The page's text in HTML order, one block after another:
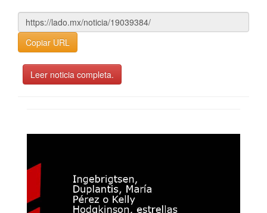
Copiar URL
Leer noticia completa.